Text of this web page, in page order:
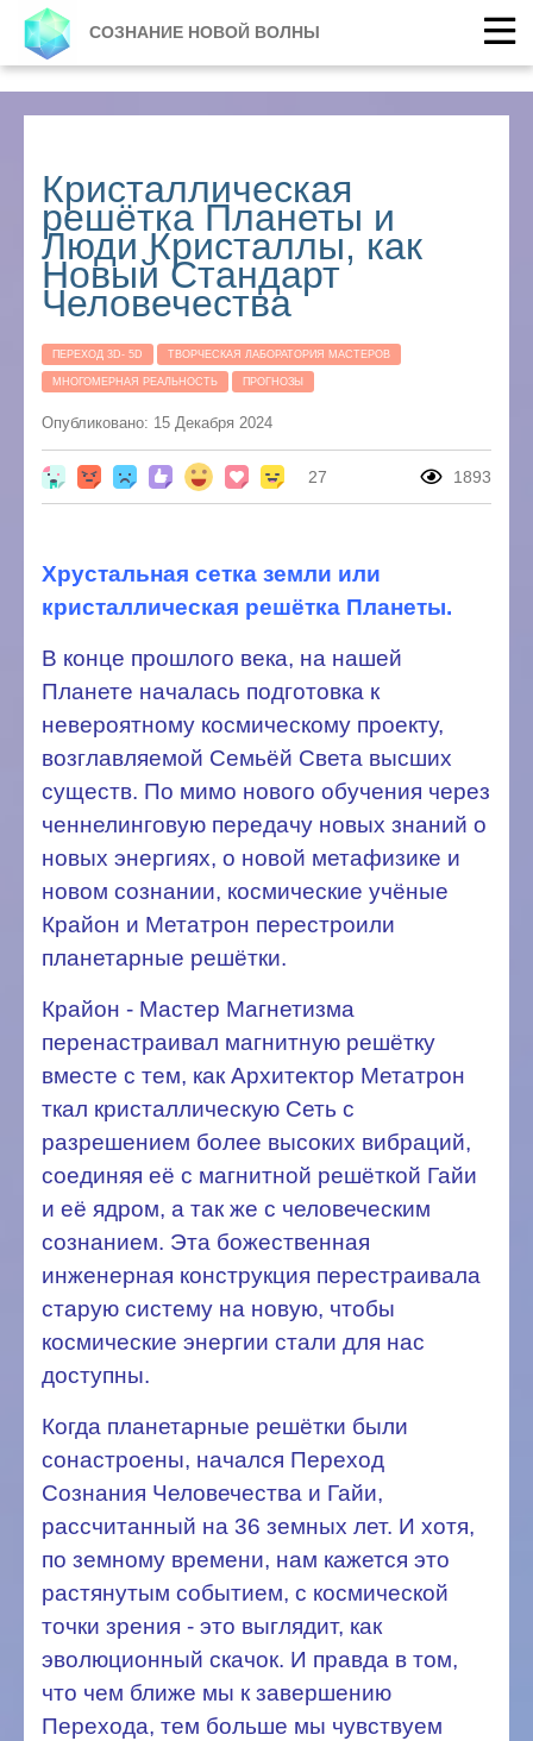
СОЗНАНИЕ НОВОЙ ВОЛНЫ
Кристаллическая
решётка Планеты и
Люди Кристаллы, как
Новый Стандарт
Человечества
ПЕРЕХОД 3D- 5D ТВОРЧЕСКАЯ ЛАБОРАТОРИЯ МАСТЕРОВ
МНОГОМЕРНАЯ РЕАЛЬНОСТЬ ПРОГНОЗЫ
Опубликовано: 15 Декабря 2024
27 1893
Хрустальная сетка земли или
кристаллическая решётка Планеты.
В конце прошлого века, на нашей
Планете началась подготовка к
невероятному космическому проекту,
возглавляемой Семьёй Света высших
существ. По мимо нового обучения через
ченнелинговую передачу новых знаний о
новых энергиях, о новой метафизике и
новом сознании, космические учёные
Крайон и Метатрон перестроили
планетарные решётки.
Крайон - Мастер Магнетизма
перенастраивал магнитную решётку
вместе с тем, как Архитектор Метатрон
ткал кристаллическую Сеть с
разрешением более высоких вибраций,
соединяя её с магнитной решёткой Гайи
и её ядром, а так же с человеческим
сознанием. Эта божественная
инженерная конструкция перестраивала
старую систему на новую, чтобы
космические энергии стали для нас
доступны.
Когда планетарные решётки были
сонастроены, начался Переход
Сознания Человечества и Гайи,
рассчитанный на 36 земных лет. И хотя,
по земному времени, нам кажется это
растянутым событием, с космической
точки зрения - это выглядит, как
эволюционный скачок. И правда в том,
что чем ближе мы к завершению
Перехода, тем больше мы чувствуем